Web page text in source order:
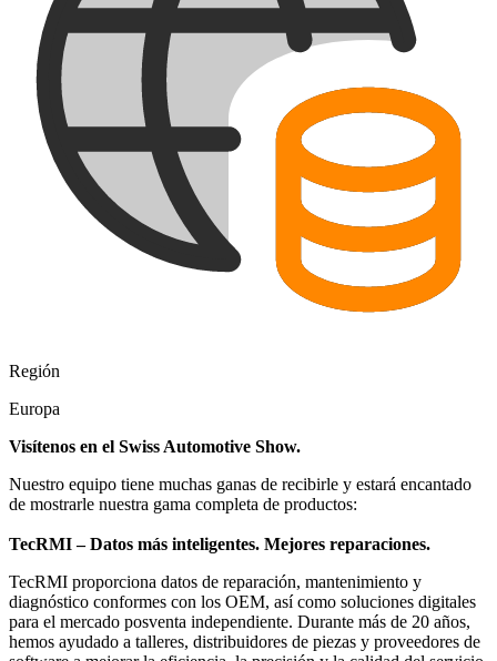
Región
Europa
Visítenos en el Swiss Automotive Show.
Nuestro equipo tiene muchas ganas de recibirle y estará encantado
de mostrarle nuestra gama completa de productos:
TecRMI – Datos más inteligentes. Mejores reparaciones.
TecRMI proporciona datos de reparación, mantenimiento y
diagnóstico conformes con los OEM, así como soluciones digitales
para el mercado posventa independiente. Durante más de 20 años,
hemos ayudado a talleres, distribuidores de piezas y proveedores de